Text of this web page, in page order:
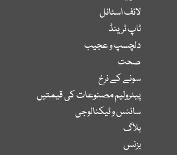
لائف اسٹائل
ٹاپ ٹرینڈ
دلچسپ و عجیب
صحت
سونے کے نرخ
پیٹرولیم مصنوعات کی قیمتیں
سائنس و ٹیکنالوجی
بلاگ
بزنس